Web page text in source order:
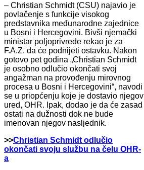
– Christian Schmidt (CSU) najavio je
povlačenje s funkcije visokog
predstavnika međunarodne zajednice
u Bosni i Hercegovini. Bivši njemački
ministar poljoprivrede rekao je za
F.A.Z. da će podnijeti ostavku. Nakon
gotovo pet godina „Christian Schmidt
je osobno odlučio okončati svoj
angažman na provođenju mirovnog
procesa u Bosni i Hercegovini“, navodi
se u priopćenju koje je dostavio njegov
ured, OHR. Ipak, dodao je da će zasad
ostati na dužnosti dok ne bude
imenovan njegov nasljednik.
>>Christian Schmidt odlučio
okončati svoju službu na čelu OHR-
a